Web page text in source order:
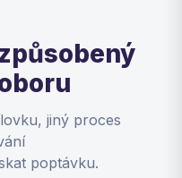
jiný proces
poptávku.